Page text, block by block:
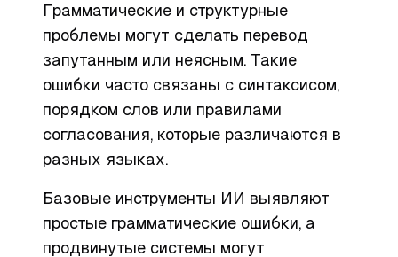
Грамматические и структурные
проблемы могут сделать перевод
запутанным или неясным. Такие
ошибки часто связаны с синтаксисом,
порядком слов или правилами
согласования, которые различаются в
разных языках.
Базовые инструменты ИИ выявляют
простые грамматические ошибки, а
продвинутые системы могут